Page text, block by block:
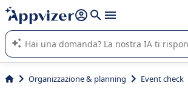
righe con
shift + enter
L'IA di Appvizer vi guida nell'utilizzo o nella scelta
software SaaS per la vostra azienda.
Organizzazione & planning Event check